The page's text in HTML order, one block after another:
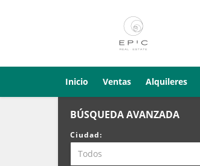
Inicio Ventas Alquileres
BÚSQUEDA AVANZADA
Ciudad:
Todos